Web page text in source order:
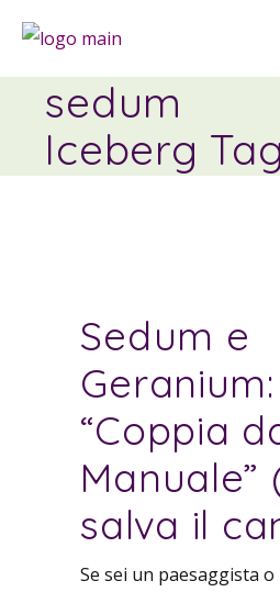
sedum
Iceberg Tag
Sedum e
“Coppia
Manuale”
salva il
Se sei un paesaggista